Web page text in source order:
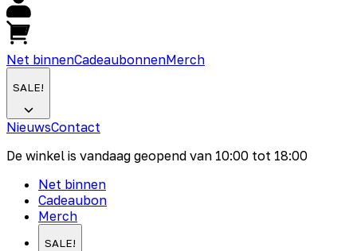
Net binnenCadeaubonnenMerch
SALE!
NieuwsContact
De winkel is vandaag geopend van 10:00 tot 18:00
Net binnen
Cadeaubon
Merch
SALE!